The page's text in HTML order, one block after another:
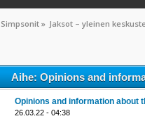
Simpsonit» Jaksot – yleinen
Aihe: Opinions and
Opinions and information about
26.03.22 - 04:38